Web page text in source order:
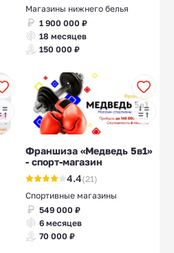
Магазины нижнего белья
1 900 000 ₽
18 месяцев
150 000 ₽
Франшиза «Медведь 5в1»
- спорт-магазин
4.4(21)
Спортивные магазины
549 000 ₽
6 месяцев
70 000 ₽